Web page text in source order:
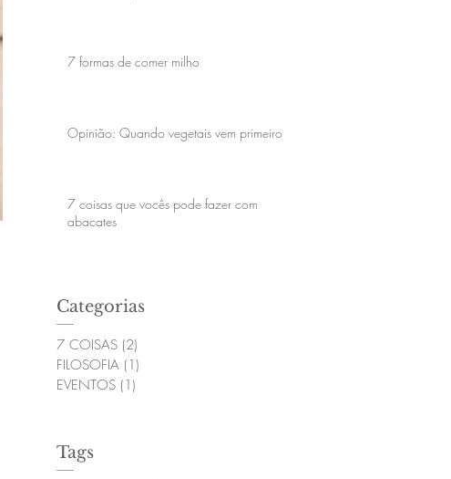
7 formas de comer milho
Opinião: Quando vegetais vem primeiro
7 coisas que vocês pode fazer com
abacates
Categorias
7 COISAS (2)
FILOSOFIA (1)
EVENTOS (1)
Tags